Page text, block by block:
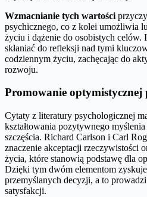
Wzmacnianie tych wartości
psychicznego, co z kolei umożliwia
życiu i dążenie do osobistych celów.
skłaniać do refleksji nad tymi
codziennym życiu, zachęcając do
rozwoju.
Promowanie optymistycznej
Cytaty z literatury psychologicznej
kształtowania pozytywnego
szczęścia. Richard Carlson i Carl
znaczenie akceptacji rzeczywistości
życia, które stanowią podstawę dla
Dzięki tym dwóm elementom
przemyślanych decyzji, a to
satysfakcji.